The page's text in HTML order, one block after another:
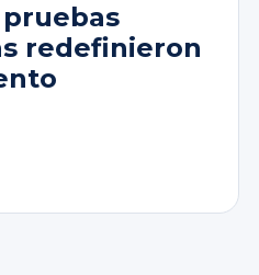
redefinieron